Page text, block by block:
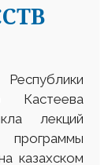
Кастеева
лекций
казахском